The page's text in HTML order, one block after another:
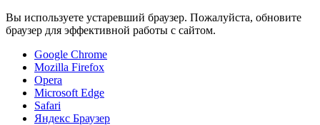
Вы используете устаревший браузер. Пожалуйста, обновите
браузер для эффективной работы с сайтом.
Google Chrome
Mozilla Firefox
Opera
Microsoft Edge
Safari
Яндекс Браузер